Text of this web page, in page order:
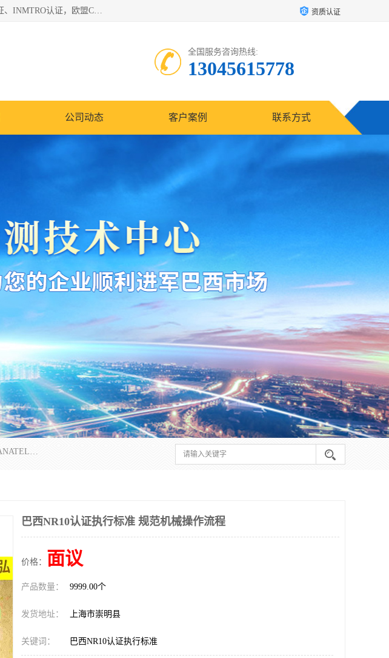
*是一家的测试、评估、检查与认机构，主要从事巴西NR10认证、NR12认证、NR13认证；ANATEL认证、INMTRO认证，欧盟CE认证：MD认证，PED认证，MID认证，ATEX认证，德国蓝色天使认证。 资质认证
全国服务咨询热线:
13045615778
公司动态 客户案例 联系方式
*是一家的测试、评估、检查与认机构，主要从事巴西NR10认证、NR12认证、NR13认证；ANATEL认证、INMTRO认证，欧盟CE认证：MD认证，PED认证，MID认证，ATEX认证，德国蓝色天使认证。
巴西NR10认证执行标准 规范机械操作流程
价格： 面议
产品数量： 9999.00个
发货地址： 上海市崇明县
关键词： 巴西NR10认证执行标准